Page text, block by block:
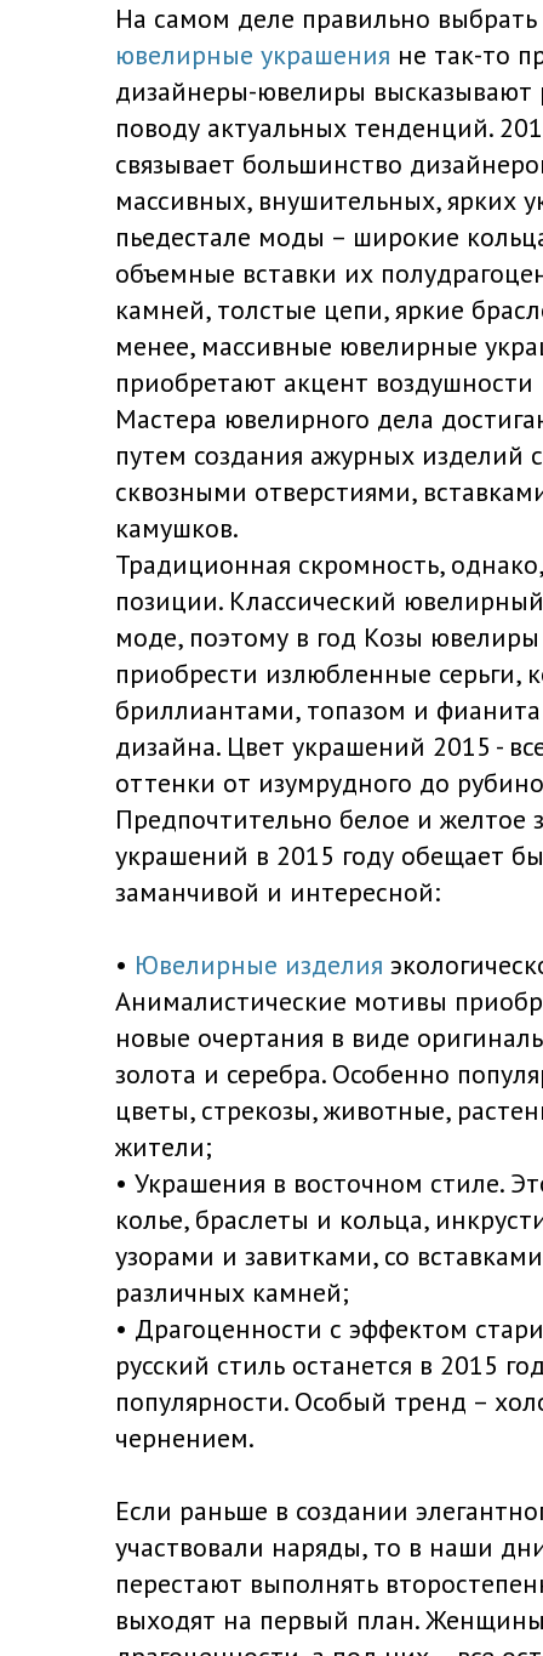
На самом деле правильно
ювелирные украшения не так-то
дизайнеры-ювелиры высказывают
поводу актуальных тенденций.
связывает большинство
массивных, внушительных, ярких
пьедестале моды – широкие
объемные вставки их
камней, толстые цепи, яркие
менее, массивные ювелирные
приобретают акцент воздушности
Мастера ювелирного дела
путем создания ажурных изделий
сквозными отверстиями,
камушков.
Традиционная скромность,
позиции. Классический
моде, поэтому в год Козы
приобрести излюбленные серьги,
бриллиантами, топазом и
дизайна. Цвет украшений 2015 -
оттенки от изумрудного до
Предпочтительно белое и желтое
украшений в 2015 году обещает
заманчивой и интересной:
• Ювелирные изделия
Анималистические мотивы
новые очертания в виде
золота и серебра. Особенно
цветы, стрекозы, животные,
жители;
• Украшения в восточном стиле.
колье, браслеты и кольца,
узорами и завитками, со
различных камней;
• Драгоценности с эффектом
русский стиль останется в 2015
популярности. Особый тренд –
чернением.
Если раньше в создании
участвовали наряды, то в наши
перестают выполнять
выходят на первый план.